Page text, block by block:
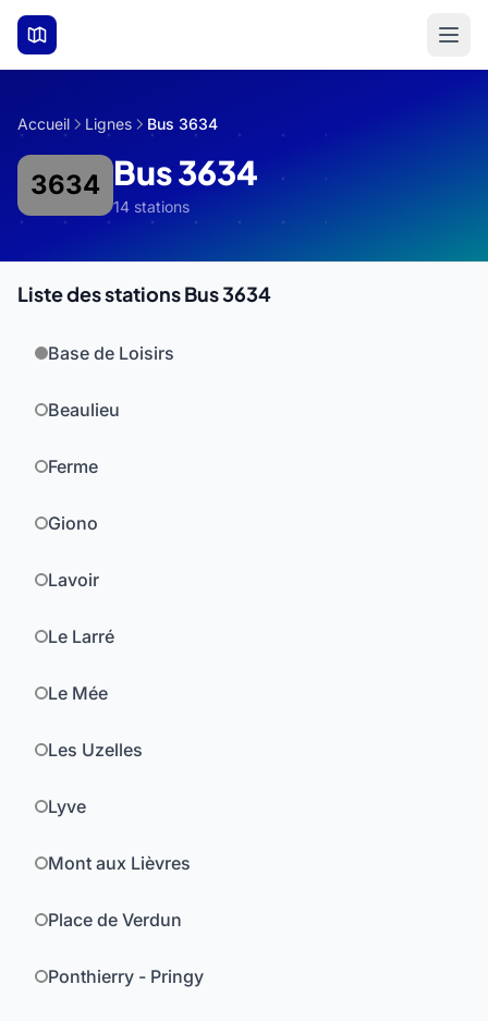
Aller au contenu principal
Accueil Lignes Bus 3634
3634 Bus 3634
14 stations
Liste des stations Bus 3634
Base de Loisirs
Beaulieu
Ferme
Giono
Lavoir
Le Larré
Le Mée
Les Uzelles
Lyve
Mont aux Lièvres
Place de Verdun
Ponthierry - Pringy